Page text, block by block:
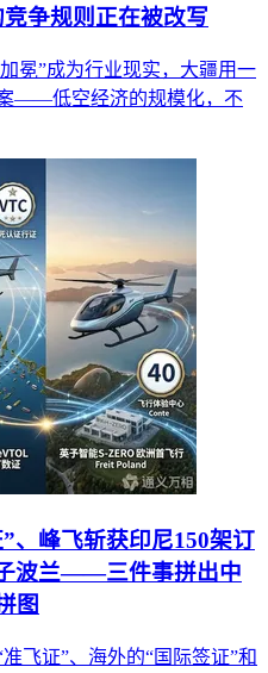
争规则正在被改写
冕”成为行业现实，大疆用一
——低空经济的规模化，不
、峰飞斩获印尼150架订
波兰——三件事拼出中
图
飞证”、海外的“国际签证”和